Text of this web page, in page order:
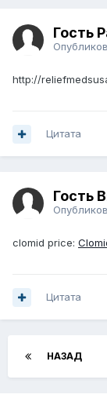
Гость
http://
Цитата
Гость
clomid price:
Цитата
НАЗАД